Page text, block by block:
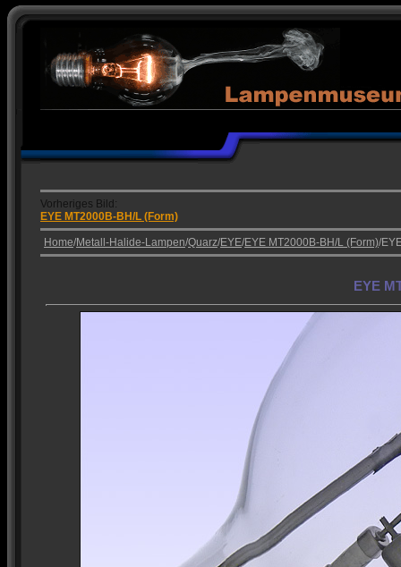
Vorheriges Bild:
EYE MT2000B-BH/L (Form)
Home/Metall-Halide-Lampen/Quarz/EYE/EYE MT2000B-BH/L (Form)/
EYE